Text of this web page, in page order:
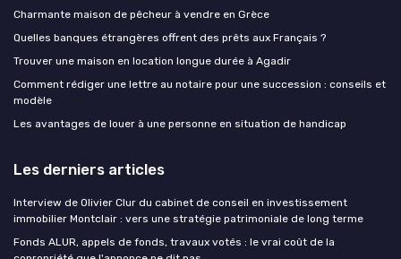
Charmante maison de pêcheur à vendre en Grèce
Quelles banques étrangères offrent des prêts aux Français ?
Trouver une maison en location longue durée à Agadir
Comment rédiger une lettre au notaire pour une succession : conseils et
modèle
Les avantages de louer à une personne en situation de handicap
Les derniers articles
Interview de Olivier Clur du cabinet de conseil en investissement
immobilier Montclair : vers une stratégie patrimoniale de long terme
Fonds ALUR, appels de fonds, travaux votés : le vrai coût de la